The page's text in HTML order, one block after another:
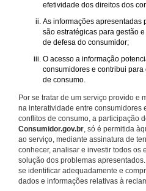
efetividade dos direitos dos
As informações apresentadas
são estratégicas para gestão
de defesa do consumidor;
O acesso a informação
consumidores e contribui
de consumo.
Por se tratar de um serviço provido e
na interatividade entre consumidores
conflitos de consumo, a participação
Consumidor.gov.br, só é permitida
ao serviço, mediante assinatura de
conhecer, analisar e investir todos os
solução dos problemas
se identificar adequadamente e
dados e informações relativas à